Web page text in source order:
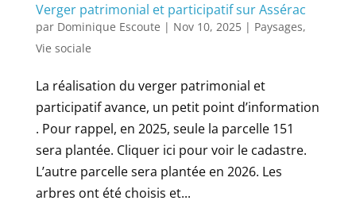
Verger patrimonial et participatif sur Assérac
par Dominique Escoute | Nov 10, 2025| Paysages,
Vie sociale
La réalisation du verger patrimonial et
participatif avance, un petit point d’information
. Pour rappel, en 2025, seule la parcelle 151
sera plantée. Cliquer ici pour voir le cadastre.
L’autre parcelle sera plantée en 2026. Les
arbres ont été choisis et...